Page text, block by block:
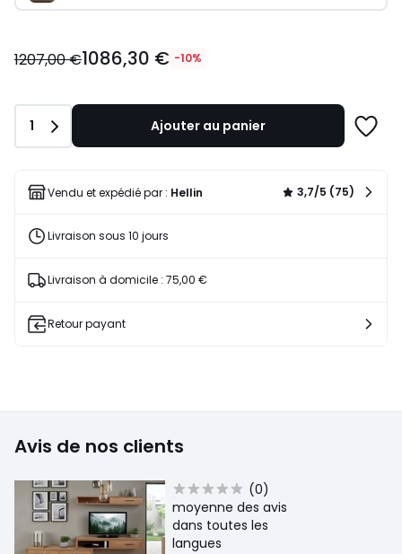
€
1207,00
€
de
réduction
1207,00 €1086,30 € -10%
Quantité
1 Ajouter au panier
liste
Vendu et expédié par : Hellin 3,7/5 (75)
Livraison sous 10 jours
Livraison à domicile : 75,00 €
Retour payant
Avis de nos clients
(0)
moyenne des avis
dans toutes les
langues